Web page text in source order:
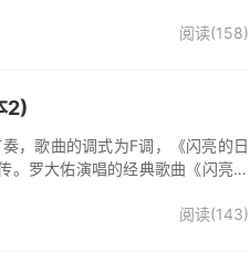
阅读(158)
2)
，歌曲的调式为F调，《闪亮的日
。罗大佑演唱的经典歌曲《闪亮的
阅读(143)